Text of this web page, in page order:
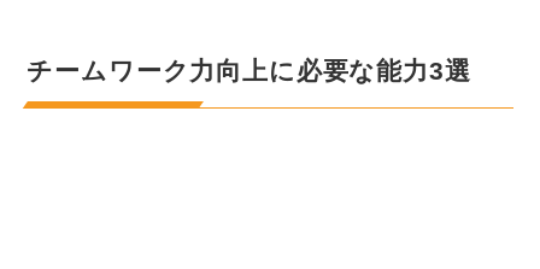
チームワーク力向上に必要な能力3選